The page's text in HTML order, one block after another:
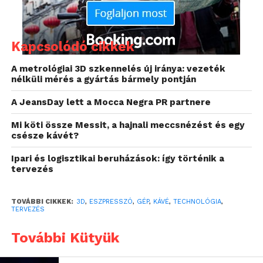
legismertebb kávégépgyártó. Az Olympia Express
közel egy évszázada tervez és gyárt kiemelkedő
precizitással robusztus, megbízható és hosszú
élettartamú eszpresszógépeket. Ezzel a saját piacán
a világelső helyet tudhatja magáénak, a kávéimádók
körében legendásnak számító Cremina
eszpresszógépek pedig számos retró reklámból
visszaköszönnek.
Kapcsolódó cikkek
A metrológiai 3D szkennelés új iránya: vezeték
nélküli mérés a gyártás bármely pontján
A JeansDay lett a Mocca Negra PR partnere
Mi köti össze Messit, a hajnali meccsnézést és egy
csésze kávét?
Ipari és logisztikai beruházások: így történik a
tervezés
TOVÁBBI CIKKEK: 3D, ESZPRESSZÓ, GÉP, KÁVÉ, TECHNOLÓGIA,
TERVEZÉS
További Kütyük